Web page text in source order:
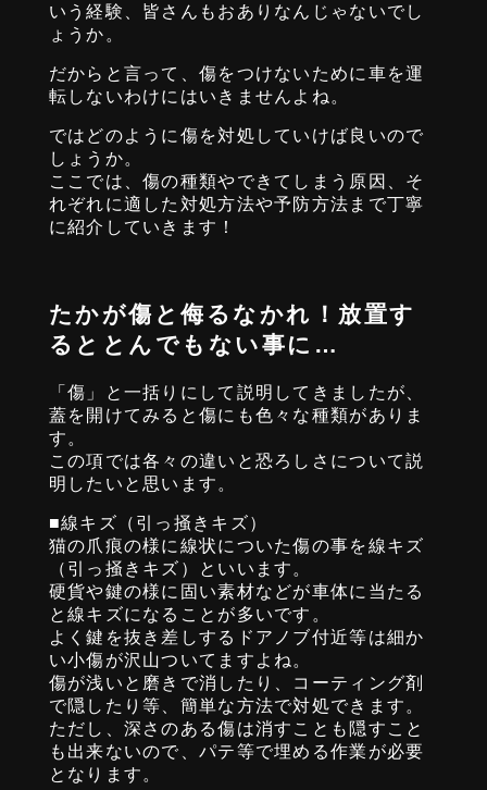
いう経験、皆さんもおありなんじゃないでし
ょうか。
だからと言って、傷をつけないために車を運
転しないわけにはいきませんよね。
ではどのように傷を対処していけば良いので
しょうか。
ここでは、傷の種類やできてしまう原因、そ
れぞれに適した対処方法や予防方法まで丁寧
に紹介していきます！
たかが傷と侮るなかれ！放置す
るととんでもない事に…
「傷」と一括りにして説明してきましたが、
蓋を開けてみると傷にも色々な種類がありま
す。
この項では各々の違いと恐ろしさについて説
明したいと思います。
■線キズ（引っ掻きキズ）
猫の爪痕の様に線状についた傷の事を線キズ
（引っ掻きキズ）といいます。
硬貨や鍵の様に固い素材などが車体に当たる
と線キズになることが多いです。
よく鍵を抜き差しするドアノブ付近等は細か
い小傷が沢山ついてますよね。
傷が浅いと磨きで消したり、コーティング剤
で隠したり等、簡単な方法で対処できます。
ただし、深さのある傷は消すことも隠すこと
も出来ないので、パテ等で埋める作業が必要
となります。